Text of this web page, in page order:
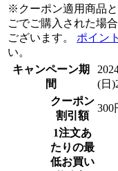
※クーポン適用商品
ごでご購入された場
ございます。 ポイン
い。
キャンペーン期
間
(日
クーポン
割引額
300
1注文あ
たりの最
低お買い